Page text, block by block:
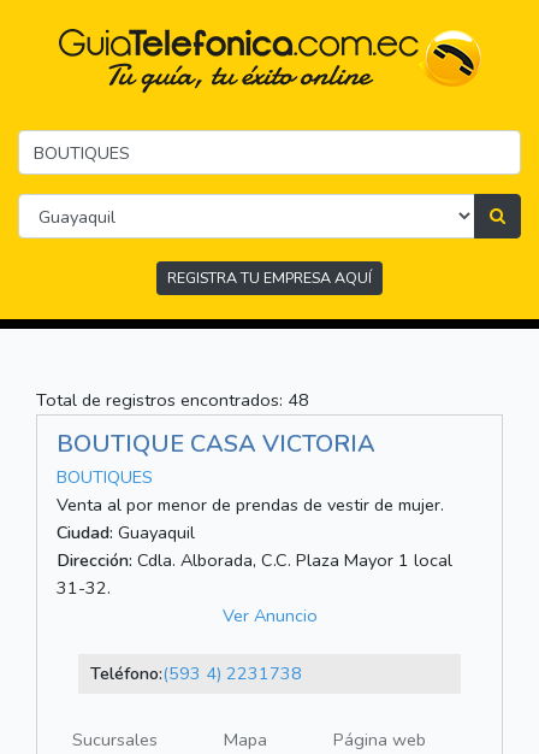
REGISTRA TU EMPRESA AQUÍ
Total de registros encontrados: 48
BOUTIQUE CASA VICTORIA
BOUTIQUES
Venta al por menor de prendas de vestir de mujer.
Ciudad: Guayaquil
Dirección: Cdla. Alborada, C.C. Plaza Mayor 1 local
31-32.
Ver Anuncio
Teléfono:(593 4) 2231738
Sucursales Mapa
Página web